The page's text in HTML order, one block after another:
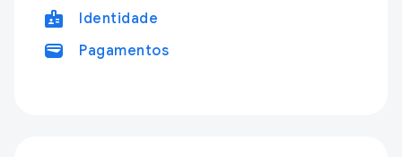
badge Identidade
wallet Pagamentos